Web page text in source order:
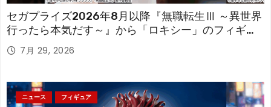
セガプライズ2026年8月以降『無職転生Ⅲ ～異世界
行ったら本気だす～』から「ロキシー」のフィギュ
アが登場！
7月 29, 2026
ニュース フィギュア